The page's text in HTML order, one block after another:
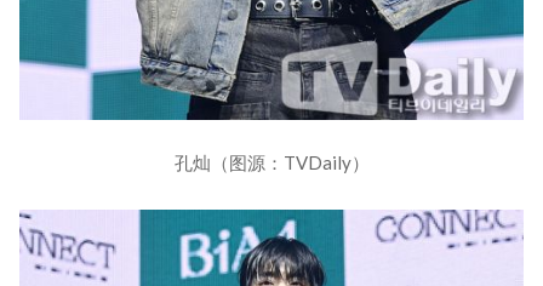
孔灿（图源：TVDaily）